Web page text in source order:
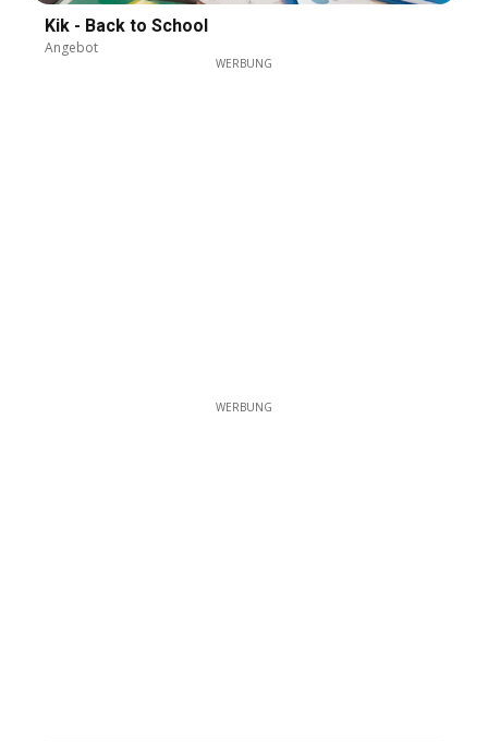
Kik - Back to School
Angebot
WERBUNG
WERBUNG